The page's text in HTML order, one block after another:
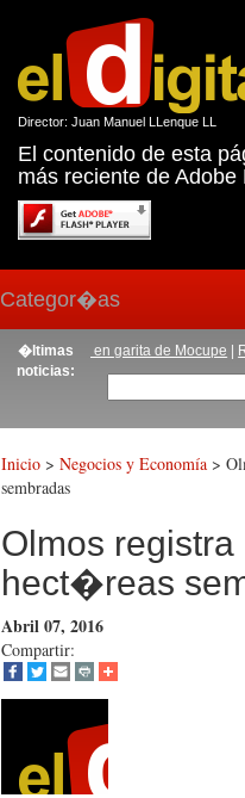
Director: Juan Manuel LLenque LL
El contenido de esta
más reciente de Adobe
Categor�as
�ltimas
noticias:
y bonito en garita de Mocupe|
Inicio > Negocios y Economía >
sembradas
Olmos
hect�reas
Abril 07, 2016
Compartir: